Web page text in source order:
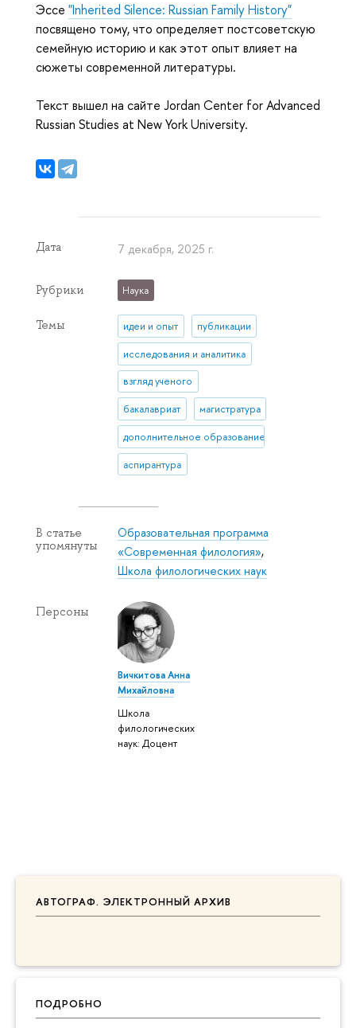
АВТОГРАФ. ЭЛЕКТРОННЫЙ АРХИВ
ПОДРОБНО
Эссе "Inherited Silence: Russian Family History"
посвящено тому, что определяет постсоветскую
семейную историю и как этот опыт влияет на
сюжеты современной литературы.
Текст вышел на сайте Jordan Center for Advanced
Russian Studies at New York University.
Дата 7 декабря, 2025 г.
Рубрики Наука
Темы идеи и опыт публикации
исследования и аналитика
взгляд ученого
бакалавриат магистратура
дополнительное образование
аспирантура
В статье
упомянуты
Образовательная программа
«Современная филология»,
Школа филологических наук
Персоны
Вичкитова Анна
Михайловна
Школа
филологических
наук: Доцент